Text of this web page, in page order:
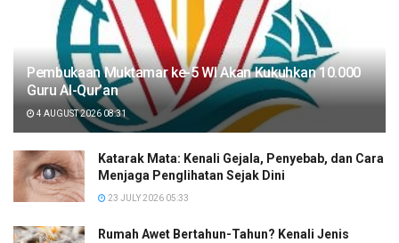
Pembukaan Muktamar ke-5 WI Akan Kukuhkan 10.000
Guru Al-Qur’an
4 AUGUST 2026 08:31
Katarak Mata: Kenali Gejala, Penyebab, dan Cara
Menjaga Penglihatan Sejak Dini
23 JULY 2026 05:33
Rumah Awet Bertahun-Tahun? Kenali Jenis